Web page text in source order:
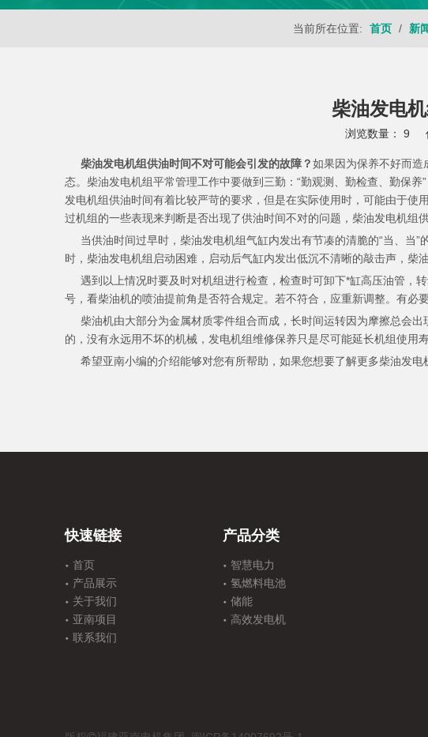
当前所在位置: 首页 / 新
柴油发电
浏览数量： 9
["wechat","weibo","qzone","douban","email"]
柴油发电机组供油时间不对可能会引发的故障？如果因为保养不好而造
态。柴油发电机组平常管理工作中要做到三勤：“勤观测、勤检查、勤保
发电机组供油时间有着比较严苛的要求，但是在实际使用时，可能由于
过机组的一些表现来判断是否出现了供油时间不对的问题，柴油发电机组
当供油时间过早时，柴油发电机组气缸内发出有节凑的清脆的“当、当”
时，柴油发电机组启动困难，启动后气缸内发出低沉不清晰的敲击声，柴
遇到以上情况时要及时对机组进行检查，检查时可卸下*缸高压油管，
号，看柴油机的喷油提前角是否符合规定。若不符合，应重新调整。有必
柴油机由大部分为金属材质零件组合而成，长时间运转因为摩擦总会出
的，没有永远用不坏的机械，发电机组维修保养只是尽可能延长机组使用寿
希望亚南小编的介绍能够对您有所帮助，如果您想要了解更多柴油发
快速链接
首页
产品展示
关于我们
亚南项目
联系我们
产品分类
智慧电力
氢燃料电池
储能
高效发电机